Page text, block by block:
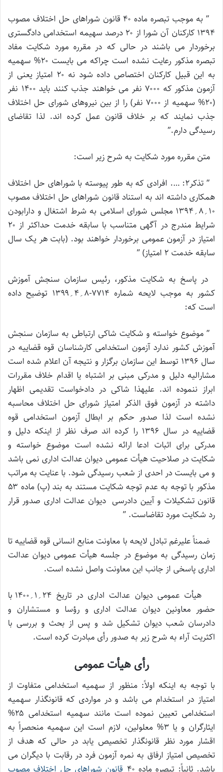
” به موجب تبصره ماده ۴۰ قانون شوراهای حل اختلاف مصوب
۱۳۹۴ کارکنان آن شورا از ۲۰ درصد سهیمه استخدامی دادگستری
برخوردار می باشند در حالی که در مقرره مورد شکایت مفاد
تبصره مذکور رعایت نشده است چراکه می بایست ۲۰% سهمیه
به این قبیل کارکنان اختصاص داده شود نه ۲۰ امتیاز یعنی از
آزمون مذکور که ۷۰۰۰ نفر می خواهند جذب کنند باید ۱۴۰۰ نفر
(۲۰% سهمیه از ۷۰۰۰ نفر) را از بین نیروهای شورای حل اختلاف
جذب نمایند که بر خلاف قانون عمل کرده اند. لذا تقاضای
رسیدگی دارم.”
متن مقرره مورد شکایت به شرح زیر است:
” تذکر۲: …. افرادی که به طور پیوسته با شوراهای حل اختلاف
همکاری داشته اند به استناد قانون شوراهای حل اختلاف مصوب
۱۰؍۸؍۱۳۹۴ مجلس شورای اسلامی به شرط اشتغال و دارابودن
شرایط مندرج در آگهی متناسب با سابقه خدمت حداکثر از ۲۰
امتیاز در آزمون عمومی برخوردار خواهند بود. (بابت هر یک سال
سابقه خدمت ۲ امتیاز) ”
در پاسخ به شکایت مذکور، رئیس سازمان سنجش آموزش
کشور به موجب لایحه شماره ۷۷۱۴-۸؍۴؍۱۳۹۹ توضیح داده
است که:
” موضوع خواسته و شکایت شاکی ارتباطی به سازمان سنجش
آموزش کشور ندارد آزمون استخدامی کارشناسان قوه قضاییه در
سال ۱۳۹۶ توسط این سازمان برگزار و نتیجه آن اعلام شده است
مشارالیه دلیل و مدرکی مبنی بر اشتباه یا اقدام خلاف مقررات
ابراز ننموده اند. علیهذا شاکی در دادخواست تقدیمی اظهار
داشته در آزمون فوق الذکر امتیاز شورای حل اختلاف محاسبه
نشده است لذا صدور حکم بر ابطال آزمون استخدامی قوه
قضاییه در سال ۱۳۹۶ را کرده اند صرف نظر از اینکه دلیل و
مدرکی برای اثبات ادعا ارائه نشده است موضوع خواسته و
شکایت در صلاحیت هیأت عمومی دیوان عدالت اداری نمی باشد
و می بایست در احدی از شعب رسیدگی شود. با عنایت به مراتب
مذکور با توجه به عدم توجه شکایت مستند به بند (پ) ماده ۵۳
قانون تشکیلات و آیین دادرسی دیوان عدالت اداری صدور قرار
رد شکایت مورد تقاضاست. ”
ضمناً علیرغم تبادل لایحه با معاونت منابع انسانی قوه قضاییه تا
زمان رسیدگی به موضوع در جلسه هیأت عمومی دیوان عدالت
اداری پاسخی از جانب این معاونت واصل نشده است.
هیأت عمومی دیوان عدالت اداری در تاریخ ۲۴؍۱؍۱۴۰۰ با
حضور معاونین دیوان عدالت اداری و رؤسا و مستشاران و
دادرسان شعب دیوان تشکیل شد و پس از بحث و بررسی با
اکثریت آراء به شرح زیر به صدور رأی مبادرت کرده است.
رأی هیأت عمومی
با توجه به اینکه اولاً: منظور از سهمیه استخدامی متفاوت از
امتیاز در استخدام می باشد و در مواردی که قانونگذار سهمیه
استخدامی تعیین نموده است مانند سهمیه استخدامی ۲۵%
ایثارگران و یا ۳% معلولین، لازم است این سهمیه منحصراً به
اقشار مورد نظر قانونگذار تخصیص یابد در حالی که هدف از
تخصیص امتیاز ارفاق به نمره آزمون فرد در رقابت با دیگران می
باشد. ثانیاً: تبصره ماده ۴۰
قانون شوراهای حل اختلاف مصوب